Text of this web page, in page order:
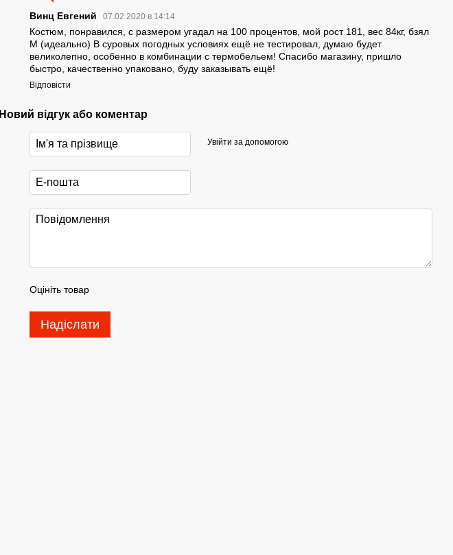
Винц Евгений 07.02.2020 в 14:14
Костюм, понравился, с размером угадал на 100 процентов, мой рост 181, вес 84кг, бзял
М (идеально) В суровых погодных условиях ещё не тестировал, думаю будет
великолепно, особенно в комбинации с термобельем! Спасибо магазину, пришло
быстро, качественно упаковано, буду заказывать ещё!
Відповісти
Новий відгук або коментар
Увійти за допомогою
Оцініть товар
Надіслати